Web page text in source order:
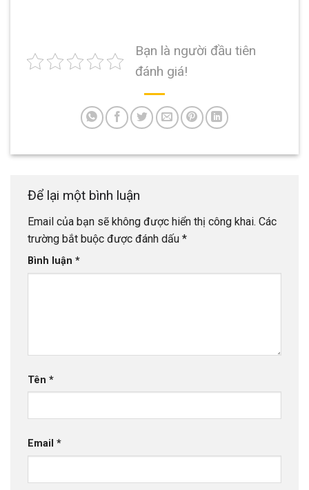
Bạn là người đầu tiên
đánh giá!
Để lại một bình luận
Email của bạn sẽ không được hiển thị công khai. Các
trường bắt buộc được đánh dấu *
Bình luận *
Tên *
Email *